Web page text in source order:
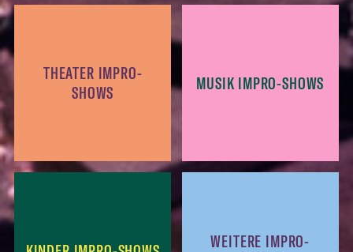
THEATER IMPRO-
SHOWS
MUSIK IMPRO-SHOWS
WEITERE IMPRO-